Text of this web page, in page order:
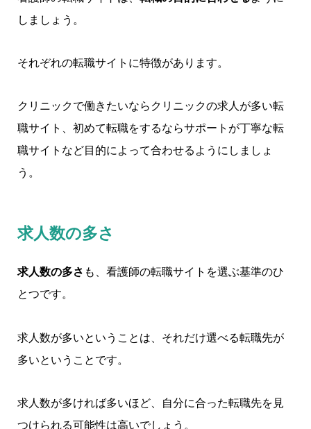
しましょう。
それぞれの転職サイトに特徴があります。
クリニックで働きたいならクリニックの求人が多い転
職サイト、初めて転職をするならサポートが丁寧な転
職サイトなど目的によって合わせるようにしましょ
う。
求人数の多さ
求人数の多さ も、看護師の転職サイトを選ぶ基準のひ
とつです。
求人数が多いということは、それだけ選べる転職先が
多いということです。
求人数が多ければ多いほど、自分に合った転職先を見
つけられる可能性は高いでしょう。